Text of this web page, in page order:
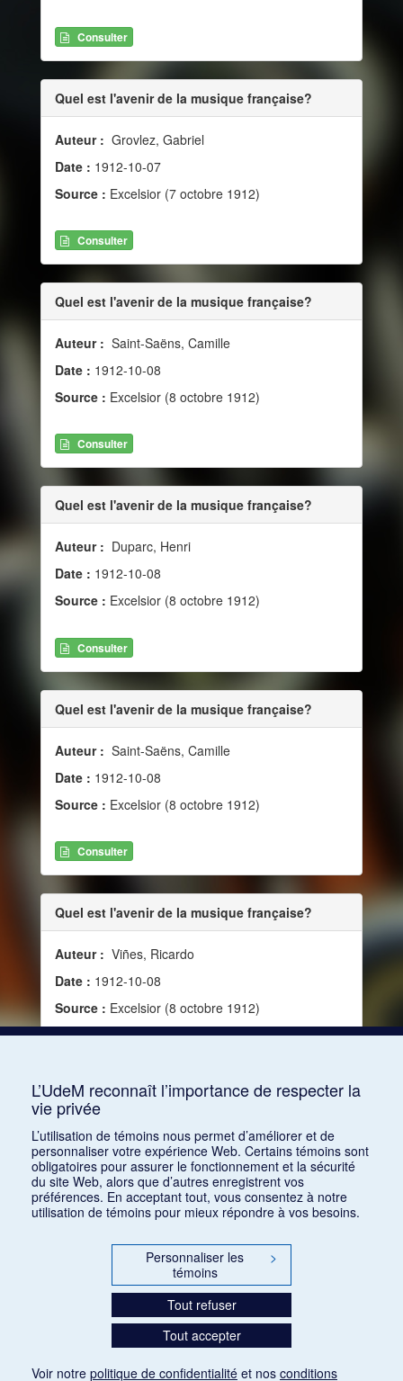
Consulter
Quel est l'avenir de la musique française?
Auteur : Grovlez, Gabriel
Date : 1912-10-07
Source : Excelsior (7 octobre 1912)
Consulter
Quel est l'avenir de la musique française?
Auteur : Saint-Saëns, Camille
Date : 1912-10-08
Source : Excelsior (8 octobre 1912)
Consulter
Quel est l'avenir de la musique française?
Auteur : Duparc, Henri
Date : 1912-10-08
Source : Excelsior (8 octobre 1912)
Consulter
Quel est l'avenir de la musique française?
Auteur : Saint-Saëns, Camille
Date : 1912-10-08
Source : Excelsior (8 octobre 1912)
Consulter
Quel est l'avenir de la musique française?
Auteur : Viñes, Ricardo
Date : 1912-10-08
Source : Excelsior (8 octobre 1912)
1 2 3
L’UdeM reconnaît l’importance de respecter la
vie privée
L’utilisation de témoins nous permet d’améliorer et de
personnaliser votre expérience Web. Certains témoins sont
obligatoires pour assurer le fonctionnement et la sécurité
du site Web, alors que d’autres enregistrent vos
préférences. En acceptant tout, vous consentez à notre
utilisation de témoins pour mieux répondre à vos besoins.
Personnaliser les
témoins
>
Tout refuser
Tout accepter
Voir notre politique de confidentialité et nos conditions